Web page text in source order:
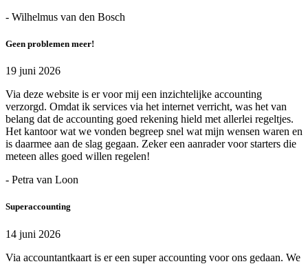
- Wilhelmus van den Bosch
Geen problemen meer!
19 juni 2026
Via deze website is er voor mij een inzichtelijke accounting
verzorgd. Omdat ik services via het internet verricht, was het van
belang dat de accounting goed rekening hield met allerlei regeltjes.
Het kantoor wat we vonden begreep snel wat mijn wensen waren en
is daarmee aan de slag gegaan. Zeker een aanrader voor starters die
meteen alles goed willen regelen!
- Petra van Loon
Superaccounting
14 juni 2026
Via accountantkaart is er een super accounting voor ons gedaan. We